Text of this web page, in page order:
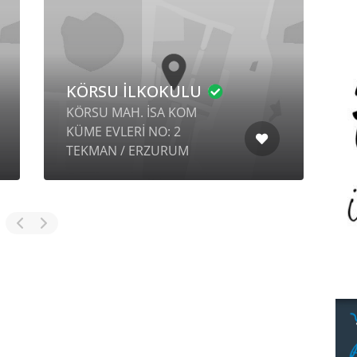
KÖRSU İLKOKULU
KÖRSU MAH. İSA KOM
KÜME EVLERİ NO: 2
TEKMAN / ERZURUM